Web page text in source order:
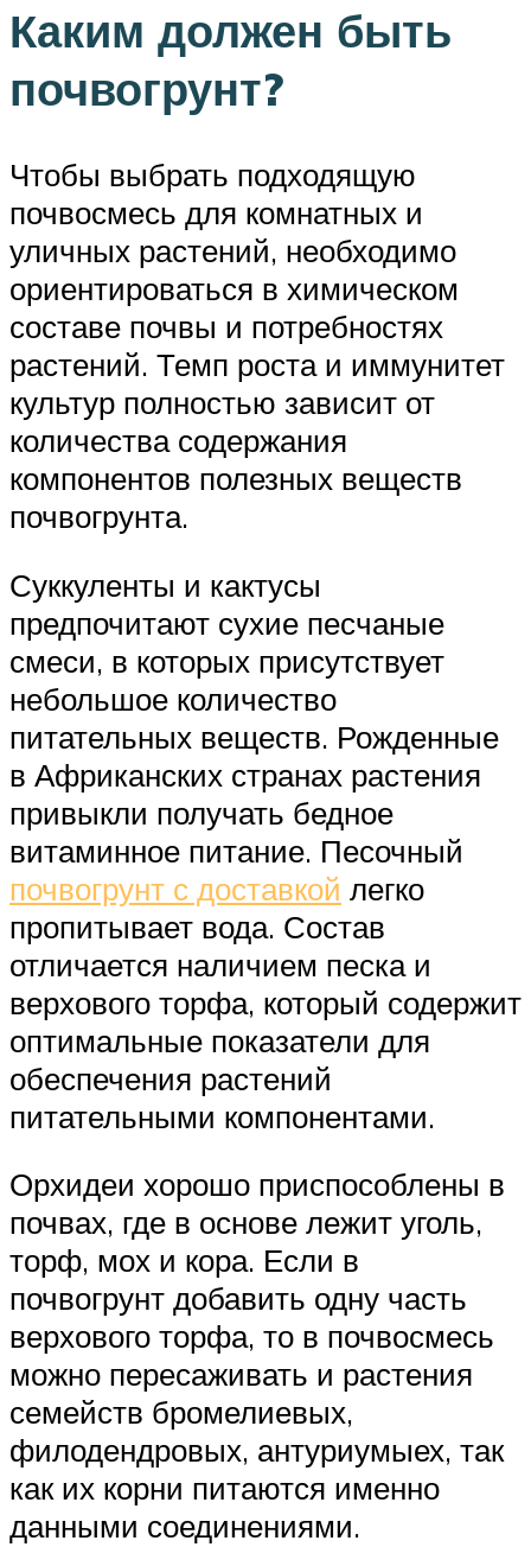
Каким должен быть
почвогрунт?
Чтобы выбрать подходящую
почвосмесь для комнатных и
уличных растений, необходимо
ориентироваться в химическом
составе почвы и потребностях
растений. Темп роста и иммунитет
культур полностью зависит от
количества содержания
компонентов полезных веществ
почвогрунта.
Суккуленты и кактусы
предпочитают сухие песчаные
смеси, в которых присутствует
небольшое количество
питательных веществ. Рожденные
в Африканских странах растения
привыкли получать бедное
витаминное питание. Песочный
почвогрунт с доставкой легко
пропитывает вода. Состав
отличается наличием песка и
верхового торфа, который содержит
оптимальные показатели для
обеспечения растений
питательными компонентами.
Орхидеи хорошо приспособлены в
почвах, где в основе лежит уголь,
торф, мох и кора. Если в
почвогрунт добавить одну часть
верхового торфа, то в почвосмесь
можно пересаживать и растения
семейств бромелиевых,
филодендровых, антуриумыех, так
как их корни питаются именно
данными соединениями.